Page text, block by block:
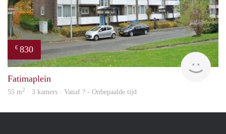
€ 830
Fatimaplein
55 m2 · 3 kamers · Vanaf ? - Onbepaalde tijd